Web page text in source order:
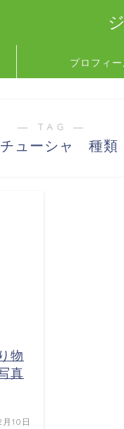
プロフィ
― TAG ―
ューシャ 種類
物
真
10日